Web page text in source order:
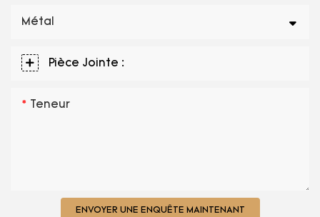
Métal
Pièce Jointe :
Teneur
ENVOYER UNE ENQUÊTE MAINTENANT